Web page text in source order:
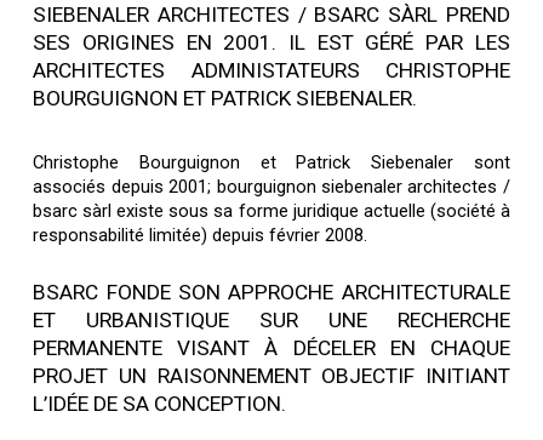
SIEBENALER ARCHITECTES / BSARC SÀRL PREND
SES ORIGINES EN 2001. IL EST GÉRÉ PAR LES
ARCHITECTES ADMINISTATEURS CHRISTOPHE
BOURGUIGNON ET PATRICK SIEBENALER.
Christophe Bourguignon et Patrick Siebenaler sont
associés depuis 2001; bourguignon siebenaler architectes /
bsarc sàrl existe sous sa forme juridique actuelle (société à
responsabilité limitée) depuis février 2008.
BSARC FONDE SON APPROCHE ARCHITECTURALE
ET URBANISTIQUE SUR UNE RECHERCHE
PERMANENTE VISANT À DÉCELER EN CHAQUE
PROJET UN RAISONNEMENT OBJECTIF INITIANT
L’IDÉE DE SA CONCEPTION.